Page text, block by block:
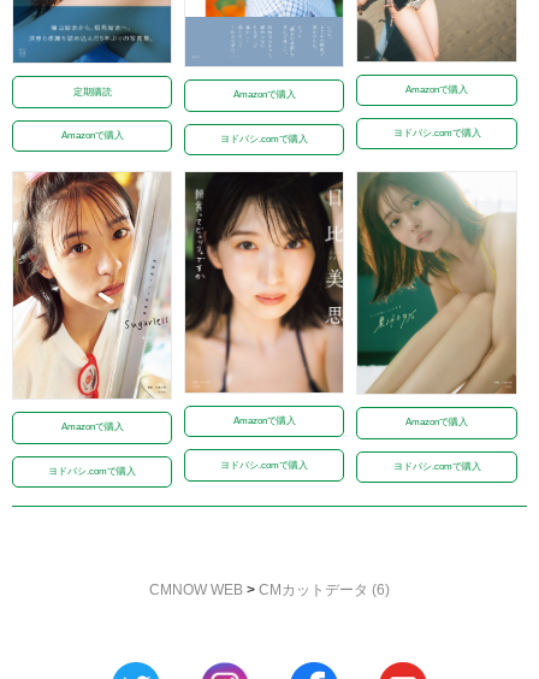
定期購読
Amazonで購入
Amazonで購入
ヨドバシ.comで購入
Amazonで購入
ヨドバシ.comで購入
Amazonで購入
ヨドバシ.comで購入
Amazonで購入
ヨドバシ.comで購入
Amazonで購入
ヨドバシ.comで購入
CMNOW WEB > CMカットデータ (6)